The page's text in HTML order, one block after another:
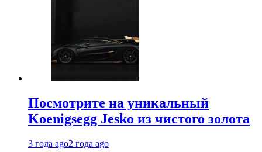
Посмотрите на уникальный
Koenigsegg Jesko из чистого золота
3 года ago2 года ago